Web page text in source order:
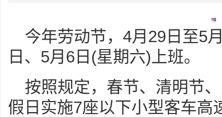
今年劳动节，4月29日至5
日、5月6日(星期六)上班。
按照规定，春节、清明节
假日实施7座以下小型客车高